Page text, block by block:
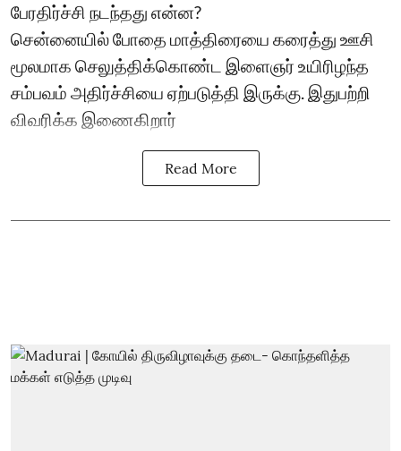
பேரதிர்ச்சி நடந்தது என்ன?
சென்னையில் போதை மாத்திரையை கரைத்து ஊசி
மூலமாக செலுத்திக்கொண்ட இளைஞர் உயிரிழந்த
சம்பவம் அதிர்ச்சியை ஏற்படுத்தி இருக்கு. இதுபற்றி
விவரிக்க இணைகிறார்
Read More